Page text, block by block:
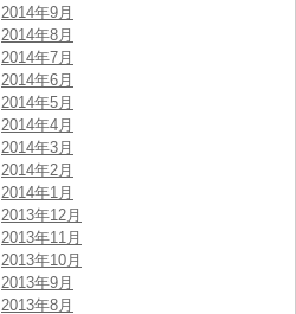
2014年9月
2014年8月
2014年7月
2014年6月
2014年5月
2014年4月
2014年3月
2014年2月
2014年1月
2013年12月
2013年11月
2013年10月
2013年9月
2013年8月